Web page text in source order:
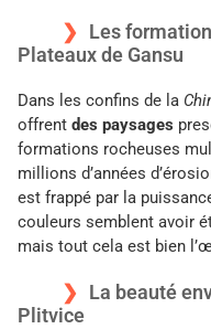
Les
Plateaux de Gansu
Dans les confins de la
offrent des paysages
formations rocheuses
millions d’années
est frappé par la
couleurs semblent avoir
mais tout cela est bien
La beauté
Plitvice